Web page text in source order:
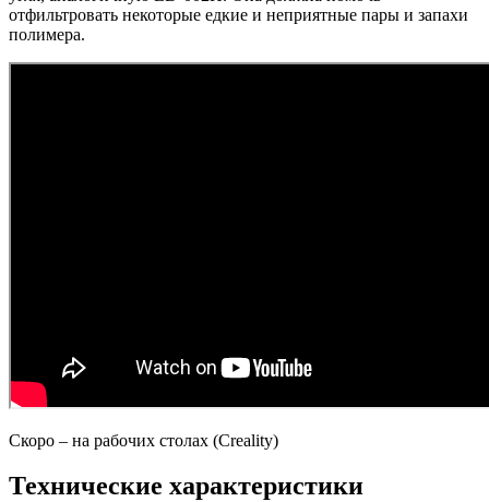
отфильтровать некоторые едкие и неприятные пары и запахи
полимера.
Скоро – на рабочих столах (Creality)
Технические характеристики